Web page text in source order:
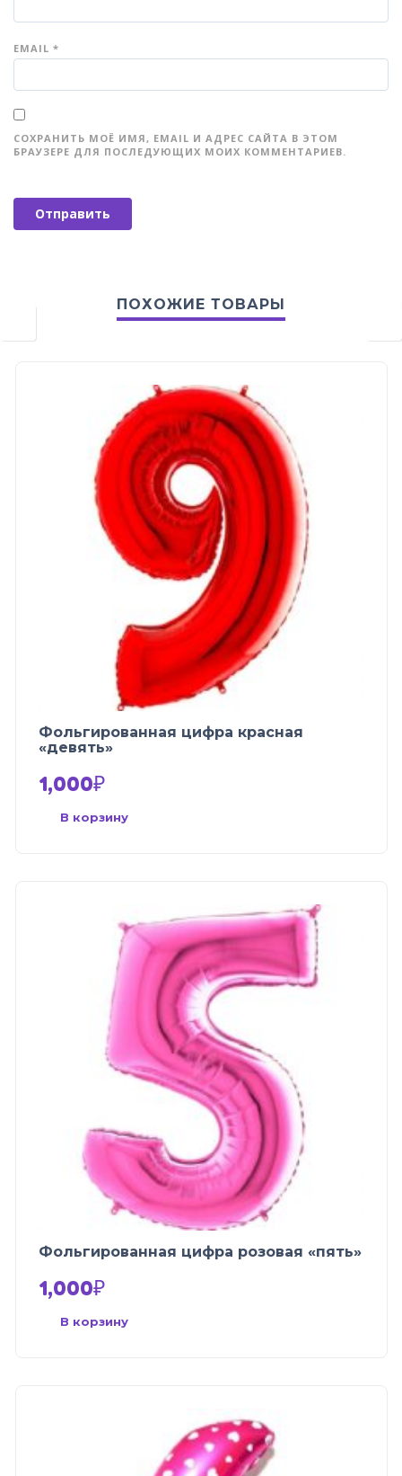
EMAIL *
СОХРАНИТЬ МОЁ ИМЯ, EMAIL И АДРЕС САЙТА В ЭТОМ
БРАУЗЕРЕ ДЛЯ ПОСЛЕДУЮЩИХ МОИХ КОММЕНТАРИЕВ.
ПОХОЖИЕ ТОВАРЫ
Фольгированная цифра красная
«девять»
1,000₽
В корзину
Фольгированная цифра розовая «пять»
1,000₽
В корзину